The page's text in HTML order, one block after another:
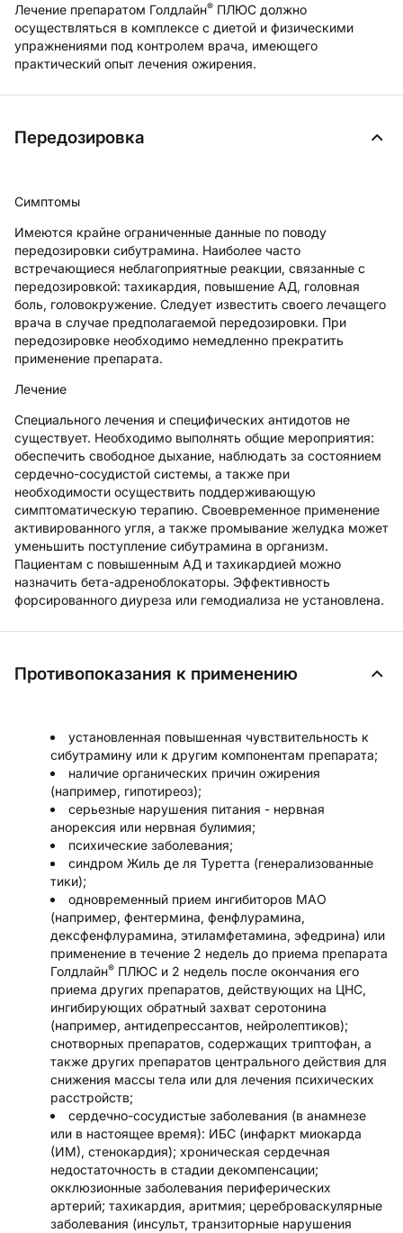
Лечение препаратом Голдлайн® ПЛЮС должно
осуществляться в комплексе с диетой и физическими
упражнениями под контролем врача, имеющего
практический опыт лечения ожирения.
Передозировка
Симптомы
Имеются крайне ограниченные данные по поводу
передозировки сибутрамина. Наиболее часто
встречающиеся неблагоприятные реакции, связанные с
передозировкой: тахикардия, повышение АД, головная
боль, головокружение. Следует известить своего лечащего
врача в случае предполагаемой передозировки. При
передозировке необходимо немедленно прекратить
применение препарата.
Лечение
Специального лечения и специфических антидотов не
существует. Необходимо выполнять общие мероприятия:
обеспечить свободное дыхание, наблюдать за состоянием
сердечно-сосудистой системы, а также при
необходимости осуществить поддерживающую
симптоматическую терапию. Своевременное применение
активированного угля, а также промывание желудка может
уменьшить поступление сибутрамина в организм.
Пациентам с повышенным АД и тахикардией можно
назначить бета-адреноблокаторы. Эффективность
форсированного диуреза или гемодиализа не установлена.
Противопоказания к применению
установленная повышенная чувствительность к
сибутрамину или к другим компонентам препарата;
наличие органических причин ожирения
(например, гипотиреоз);
серьезные нарушения питания - нервная
анорексия или нервная булимия;
психические заболевания;
синдром Жиль де ля Туретта (генерализованные
тики);
одновременный прием ингибиторов МАО
(например, фентермина, фенфлурамина,
дексфенфлурамина, этиламфетамина, эфедрина) или
применение в течение 2 недель до приема препарата
Голдлайн® ПЛЮС и 2 недель после окончания его
приема других препаратов, действующих на ЦНС,
ингибирующих обратный захват серотонина
(например, антидепрессантов, нейролептиков);
снотворных препаратов, содержащих триптофан, а
также других препаратов центрального действия для
снижения массы тела или для лечения психических
расстройств;
сердечно-сосудистые заболевания (в анамнезе
или в настоящее время): ИБС (инфаркт миокарда
(ИМ), стенокардия); хроническая сердечная
недостаточность в стадии декомпенсации;
окклюзионные заболевания периферических
артерий; тахикардия, аритмия; цереброваскулярные
заболевания (инсульт, транзиторные нарушения